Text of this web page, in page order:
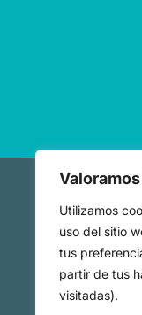
Utilizamos
uso del sitio
tus
partir de tus
visitadas).